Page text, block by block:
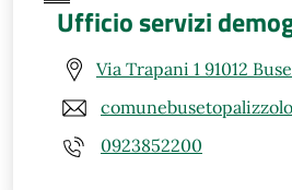
Ufficio servizi
Via Trapani 1 91012
0923852200